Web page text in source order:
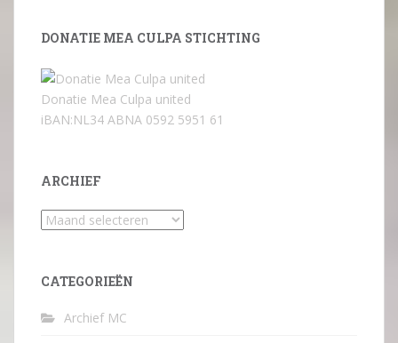
DONATIE MEA CULPA STICHTING
Donatie Mea Culpa united
iBAN:NL34 ABNA 0592 5951 61
ARCHIEF
Archief
CATEGORIEËN
Archief MC